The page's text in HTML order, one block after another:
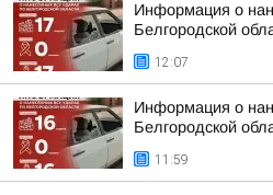
Информация о
Белгородской
12:07
Информация о
Белгородской
11:59